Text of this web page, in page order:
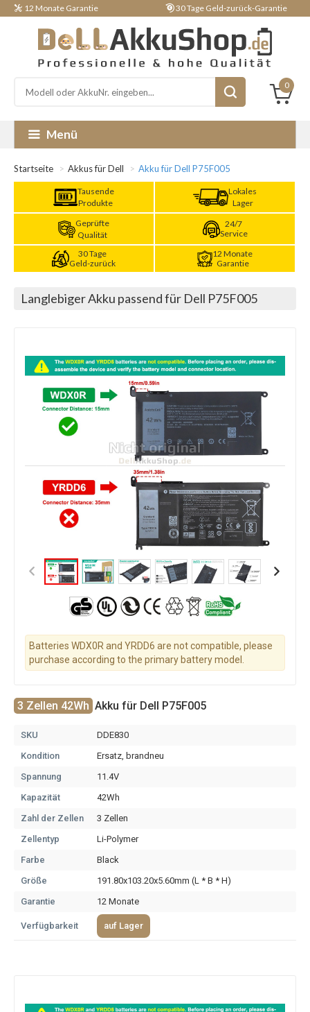
12 Monate Garantie 30 Tage Geld-zurück-Garantie
0
Menü
Startseite Akkus für Dell Akku für Dell P75F005
Tausende
Produkte
Lokales
Lager
Geprüfte
Qualität
24/7
Service
30 Tage
Geld-zurück
12 Monate
Garantie
Langlebiger Akku passend für Dell P75F005
Batteries WDX0R and YRDD6 are not compatible, please
purchase according to the primary battery model.
3 Zellen 42Wh Akku für Dell P75F005
SKU
DDE830
Kondition
Ersatz, brandneu
Spannung
11.4V
Kapazität
42Wh
Zahl der Zellen
3 Zellen
Zellentyp
Li-Polymer
Farbe
Black
Größe
191.80x103.20x5.60mm (L * B * H)
Garantie
12 Monate
Verfügbarkeit auf Lager